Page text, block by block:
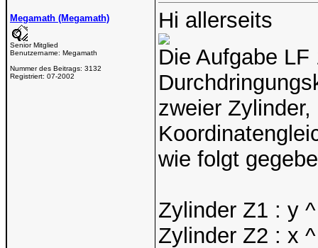
Megamath (Megamath)
Senior Mitglied
Benutzername: Megamath
Nummer des Beitrags: 3132
Registriert: 07-2002
Hi allerseits
Die Aufgabe
zweier
wie folgt
Zylinder Z1 : y
Zylinder Z2 : x